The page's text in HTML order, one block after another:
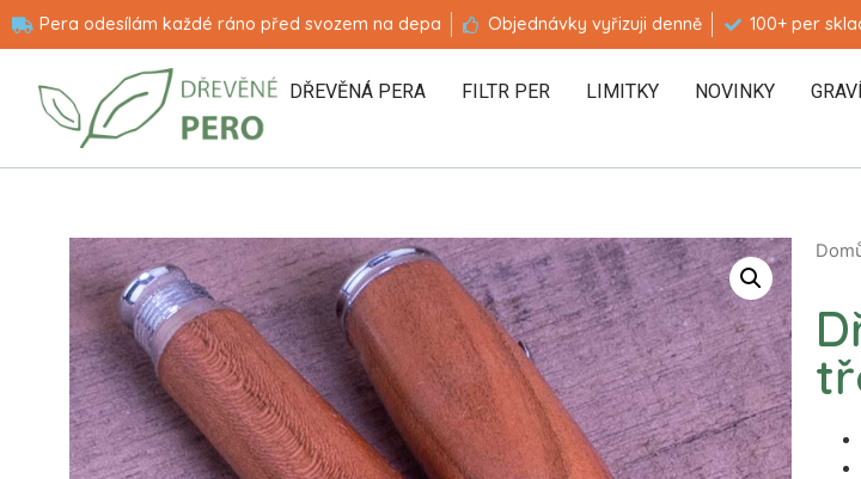
Pera odesílám každé ráno před svozem na depa Objednávky vyřizuji denně 100+ per
DŘEVĚNÁ PERA FILTR PER LIMITKY NOVINKY